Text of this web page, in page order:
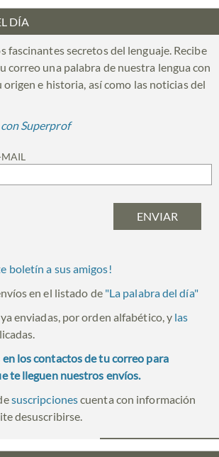
DÍA
fascinantes secretos del lenguaje. Recibe
correo una palabra de nuestra lengua con
origen e historia, así como las noticias del
Superprof
boletín a sus amigos!
en el listado de "La palabra del día"
ya enviadas, por orden alfabético, y las
los contactos de tu correo para
te lleguen nuestros envíos.
suscripcionescuenta con información
desuscribirse.